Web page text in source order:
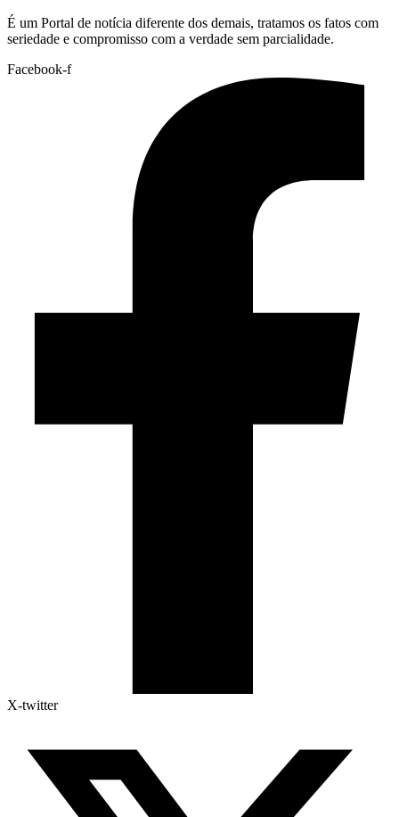
É um Portal de notícia diferente dos demais, tratamos os fatos com
seriedade e compromisso com a verdade sem parcialidade.
Facebook-f
X-twitter